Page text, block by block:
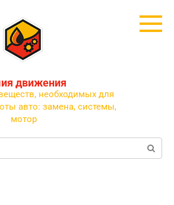
движения
необходимых для
авто: замена, системы,
мотор